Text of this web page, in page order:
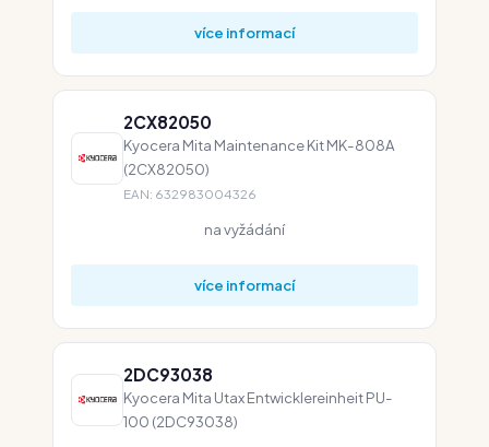
více informací
2CX82050
Kyocera Mita Maintenance Kit MK-808A
(2CX82050)
EAN: 632983004326
na vyžádání
více informací
2DC93038
Kyocera Mita Utax Entwicklereinheit PU-
100 (2DC93038)